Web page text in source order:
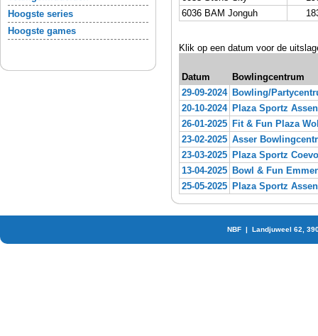
Hoogste series
Hoogste games
6036 BAM Jonguh
Klik op een datum voor de
Datum
Bowlingcentrum
29-09-2024 Bowling/
20-10-2024 Plaza Sportz
26-01-2025 Fit & Fun Plaza
23-02-2025 Asser
23-03-2025 Plaza Sportz
13-04-2025 Bowl & Fun
25-05-2025 Plaza Sportz
NBF | Landjuweel 62,